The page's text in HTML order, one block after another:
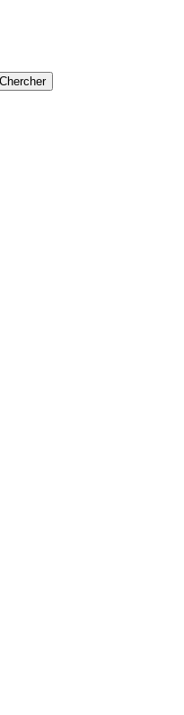
Chercher